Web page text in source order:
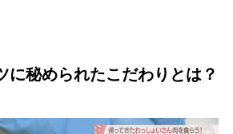
に秘められたこだわりとは？